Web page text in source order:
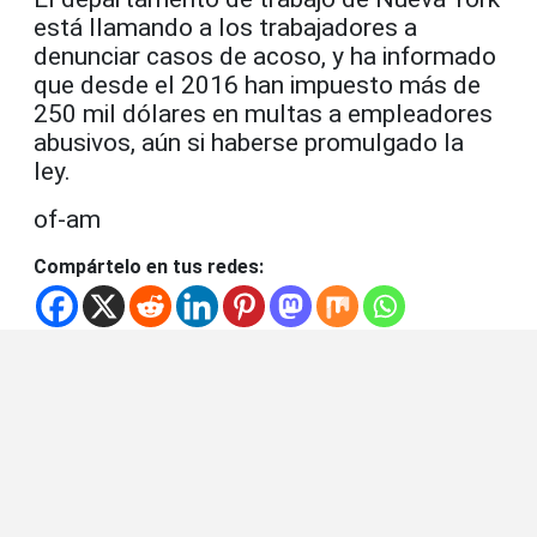
está llamando a los trabajadores a
denunciar casos de acoso, y ha informado
que desde el 2016 han impuesto más de
250 mil dólares en multas a empleadores
abusivos, aún si haberse promulgado la
ley.
of-am
Compártelo en tus redes: